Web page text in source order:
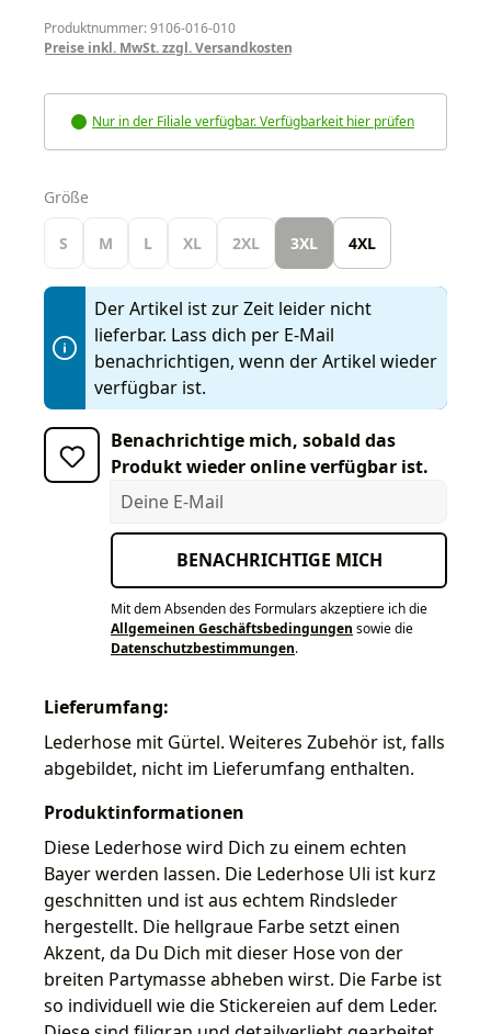
Produktnummer: 9106-016-010
Preise inkl. MwSt. zzgl. Versandkosten
Nur in der Filiale verfügbar. Verfügbarkeit hier prüfen
Größe
S M L XL 2XL 3XL 4XL
Der Artikel ist zur Zeit leider nicht
lieferbar. Lass dich per E-Mail
benachrichtigen, wenn der Artikel wieder
verfügbar ist.
Benachrichtige mich, sobald das
Produkt wieder online verfügbar ist.
Deine E-Mail
BENACHRICHTIGE MICH
Mit dem Absenden des Formulars akzeptiere ich die
Allgemeinen Geschäftsbedingungen sowie die
Datenschutzbestimmungen.
Lieferumfang:
Lederhose mit Gürtel. Weiteres Zubehör ist, falls
abgebildet, nicht im Lieferumfang enthalten.
Produktinformationen
Diese Lederhose wird Dich zu einem echten
Bayer werden lassen. Die Lederhose Uli ist kurz
geschnitten und ist aus echtem Rindsleder
hergestellt. Die hellgraue Farbe setzt einen
Akzent, da Du Dich mit dieser Hose von der
breiten Partymasse abheben wirst. Die Farbe ist
so individuell wie die Stickereien auf dem Leder.